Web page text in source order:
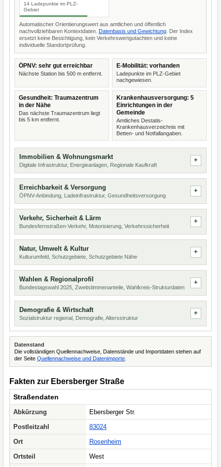
14 Ladepunkte im PLZ-
Gebiet
Automatischer Orientierungswert aus amtlichen und öffentlich
nachvollziehbaren Kontextdaten. Datenbasis und Gewichtung . Der Index
ersetzt keine Besichtigung, kein Verkehrswertgutachten und keine
individuelle Standortprüfung.
ÖPNV: sehr gut erreichbar
Nächste Station bis 500 m entfernt.
E-Mobilität: vorhanden
Ladepunkte im PLZ-Gebiet
nachgewiesen.
Gesundheit: Traumazentrum
in der Nähe
Das nächste Traumazentrum liegt
bis 5 km entfernt.
Krankenhausversorgung: 5
Einrichtungen in der
Gemeinde
Amtliches Destatis-
Krankenhausverzeichnis mit
Betten- und Notfallangaben.
Immobilien & Wohnungsmarkt
Digitale Infrastruktur, Energieanlagen, Regionale Kaufkraft
Erreichbarkeit & Versorgung
ÖPNV-Anbindung, Ladeinfrastruktur, Gesundheitsversorgung
Verkehr, Sicherheit & Lärm
Bundesfernstraßen-Verkehr, Motorisierung, Verkehrssicherheit
Natur, Umwelt & Kultur
Kulturumfeld, Schutzgebiete, Schutzgebiete Nähe
Wahlen & Regionalprofil
Bundestagswahl 2025, Zweitstimmenanteile, Wahlkreis-Strukturdaten
Demografie & Wirtschaft
Sozialstruktur regional, Demografie, Altersstruktur
Datenstand
Die vollständigen Quellennachweise, Datenstände und Importdaten stehen auf
der Seite Quellennachweise und Datenimporte
Fakten zur Ebersberger Straße
Straßendaten
Abkürzung
Ebersberger Str.
Postleitzahl
83024
Ort
Rosenheim
Ortsteil
West